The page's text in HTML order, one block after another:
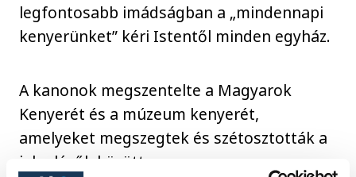
legfontosabb imádságban a „mindennapi
kenyerünket” kéri Istentől minden egyház.
A kanonok megszentelte a Magyarok
Kenyerét és a múzeum kenyerét,
amelyeket megszegtek és szétosztották a
jelenlévők között.